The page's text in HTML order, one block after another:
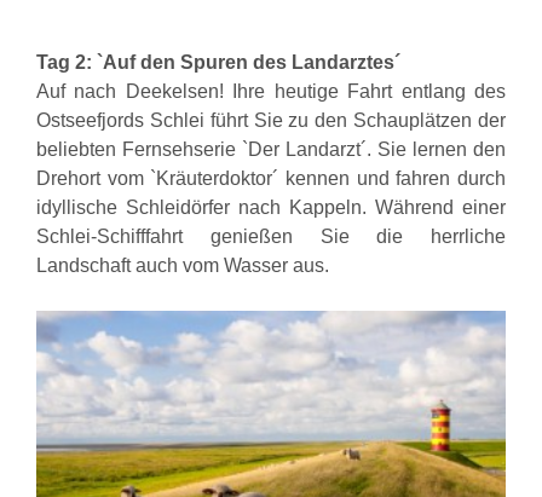
Tag 2: `Auf den Spuren des Landarztes´
Auf nach Deekelsen! Ihre heutige Fahrt entlang des
Ostseefjords Schlei führt Sie zu den Schauplätzen der
beliebten Fernsehserie `Der Landarzt´. Sie lernen den
Drehort vom `Kräuterdoktor´ kennen und fahren durch
idyllische Schleidörfer nach Kappeln. Während einer
Schlei-Schifffahrt genießen Sie die herrliche
Landschaft auch vom Wasser aus.